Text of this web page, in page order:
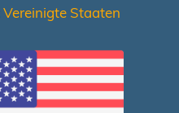
Vereinigte Staaten